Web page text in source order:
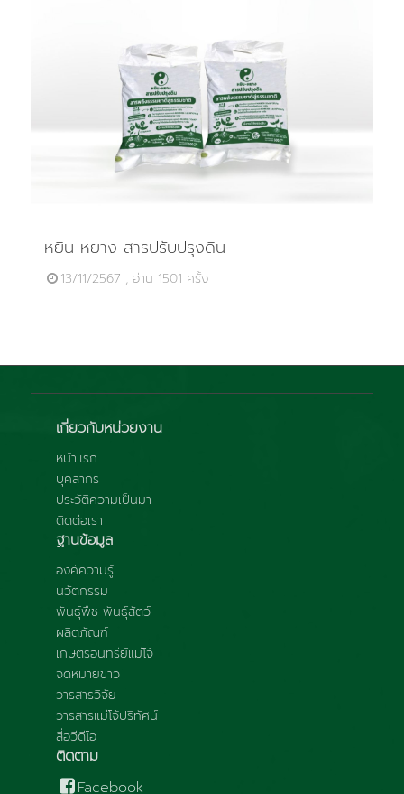
หยิน-หยาง สารปรับปรุงดิน
13/11/2567 , อ่าน 1501 ครั้ง
เกี่ยวกับหน่วยงาน
หน้าแรก
บุคลากร
ประวัติความเป็นมา
ติดต่อเรา
ฐานข้อมูล
องค์ความรู้
นวัตกรรม
พันธุ์พืช พันธุ์สัตว์
ผลิตภัณฑ์
เกษตรอินทรีย์แม่โจ้
จดหมายข่าว
วารสารวิจัย
วารสารแม่โจ้ปริทัศน์
สื่อวีดีโอ
ติดตาม
Facebook